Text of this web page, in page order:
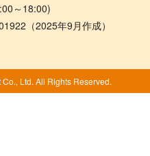
～18:00)
（2025年9月作成）
Ltd. All Rights Reserved.